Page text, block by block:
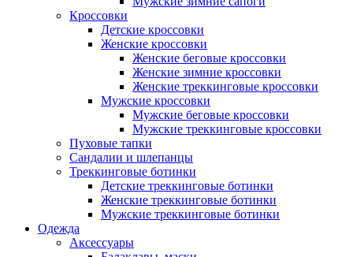
Кроссовки
Детские кроссовки
Женские кроссовки
Женские беговые кроссовки
Женские зимние кроссовки
Женские треккинговые кроссовки
Мужские кроссовки
Мужские беговые кроссовки
Мужские треккинговые кроссовки
Пуховые тапки
Сандалии и шлепанцы
Треккинговые ботинки
Детские треккинговые ботинки
Женские треккинговые ботинки
Мужские треккинговые ботинки
Одежда
Аксессуары